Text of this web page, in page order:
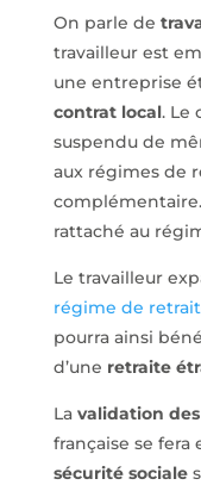
On parle de
travailleur est
une entreprise
contrat local. Le
suspendu de
aux régimes de
rattaché au
Le travailleur
régime de
pourra ainsi
d’une retraite
La validation
française se
sécurité sociale